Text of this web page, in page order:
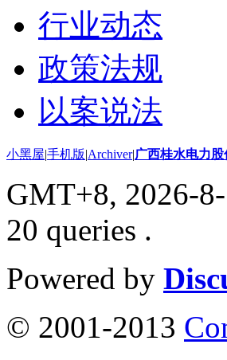
行业动态
政策法规
以案说法
小黑屋|手机版|Archiver|广西桂水电力
GMT+8, 2026-
20 queries .
Powered by
© 2001-2013